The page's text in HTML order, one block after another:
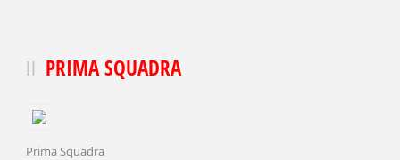
PRIMA SQUADRA
Prima Squadra